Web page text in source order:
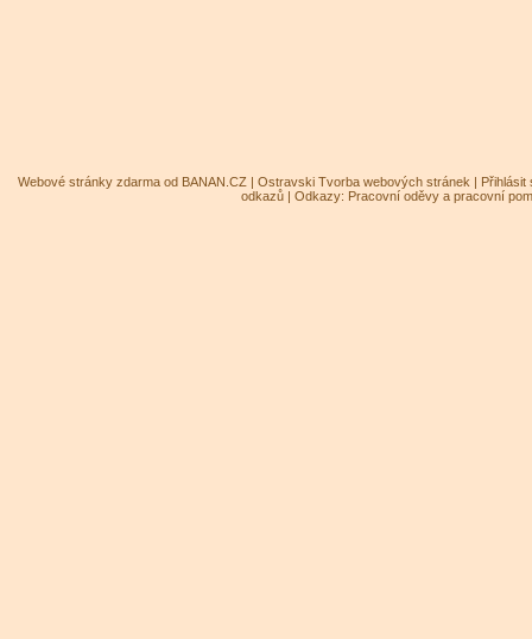
Webové stránky zdarma od BANAN.CZ | Ostravski Tvorba webových stránek | Přihlásit
odkazů | Odkazy: Pracovní oděvy a pracovní